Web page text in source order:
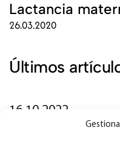
Lactancia
26.03.2020
Últimos
16.10.2022